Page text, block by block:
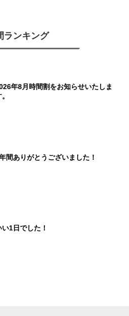
ランキング
年8月時間割をお知らせいたしま
間ありがとうございました！
い1日でした！